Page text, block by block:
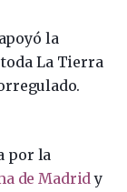
la
La Tierra
por la
de Madridy